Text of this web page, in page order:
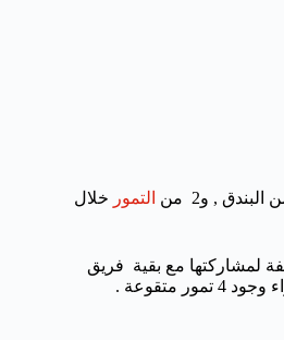
التمور خلال
لمشاركتها مع بقية فريق
متقوعة .